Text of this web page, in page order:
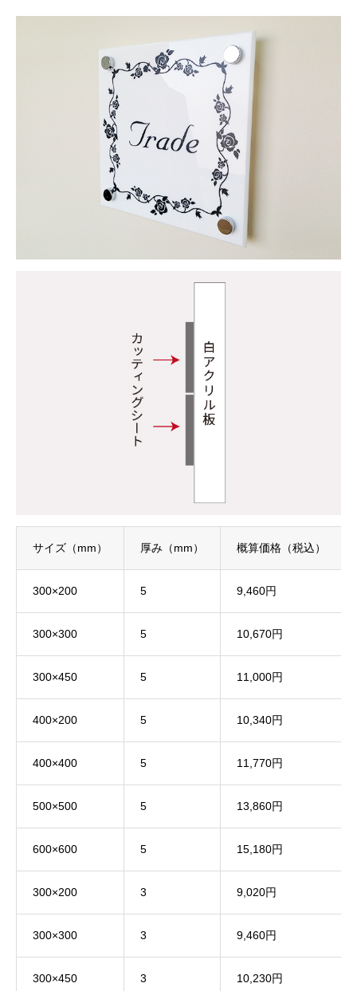
サイズ（mm） 厚み（mm） 概算価格（税込）
300×200 5 9,460円
300×300 5 10,670円
300×450 5 11,000円
400×200 5 10,340円
400×400 5 11,770円
500×500 5 13,860円
600×600 5 15,180円
300×200 3 9,020円
300×300 3 9,460円
300×450 3 10,230円